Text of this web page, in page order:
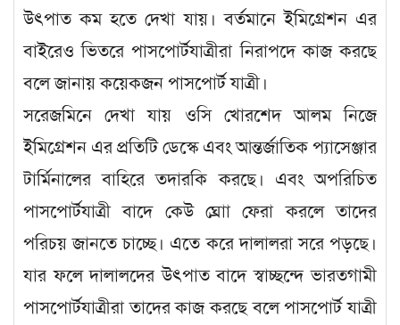
উৎপাত কম হতে দেখা যায়। বর্তমানে ইমিগ্রেশন এর
বাইরেও ভিতরে পাসপোর্টযাত্রীরা নিরাপদে কাজ করছে
বলে জানায় কয়েকজন পাসপোর্ট যাত্রী।
সরেজমিনে দেখা যায় ওসি খোরশেদ আলম নিজে
ইমিগ্রেশন এর প্রতিটি ডেস্কে এবং আন্তর্জাতিক প্যাসেঞ্জার
টার্মিনালের বাহিরে তদারকি করছে। এবং অপরিচিত
পাসপোর্টযাত্রী বাদে কেউ ঘ্রোা ফেরা করলে তাদের
পরিচয় জানতে চাচ্ছে। এতে করে দালালরা সরে পড়ছে।
যার ফলে দালালদের উৎপাত বাদে স্বাচ্ছন্দে ভারতগামী
পাসপোর্টযাত্রীরা তাদের কাজ করছে বলে পাসপোর্ট যাত্রী